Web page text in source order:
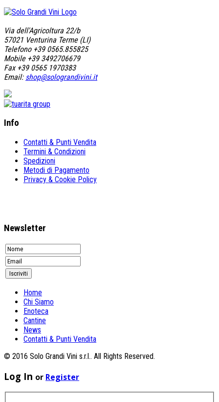
Via dell'Agricoltura 22/b
57021 Venturina Terme (LI)
Telefono +39 0565.855825
Mobile +39 3492706679
Fax +39 0565 1970383
Email: shop@solograndivini.it
Info
Contatti & Punti Vendita
Termini & Condizioni
Spedizioni
Metodi di Pagamento
Privacy & Cookie Policy
Newsletter
Home
Chi Siamo
Enoteca
Cantine
News
Contatti & Punti Vendita
© 2016 Solo Grandi Vini s.r.l.. All Rights Reserved.
Log In or Register